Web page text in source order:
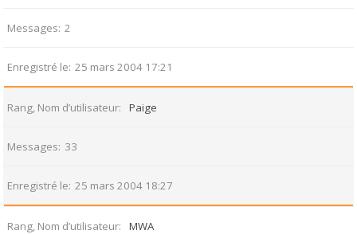
Messages 2
Enregistré le 25 mars 2004 17:21
Rang, Nom d’utilisateur Paige
Messages 33
Enregistré le 25 mars 2004 18:27
Rang, Nom d’utilisateur MWA